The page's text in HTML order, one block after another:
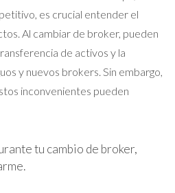
es crucial entender el
Al cambiar de broker, pueden
de activos y la
y nuevos brokers. Sin embargo,
inconvenientes pueden
tu cambio de broker,